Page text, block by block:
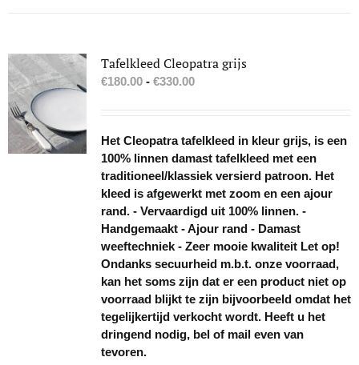
kan
de
productpagina
Tafelkleed Cleopatra grijs
€180.00 - €330.00Prijsklasse:
€330.00
Het Cleopatra tafelkleed in kleur grijs, is een
100% linnen damast tafelkleed met een
traditioneel/klassiek versierd patroon. Het
kleed is afgewerkt met zoom en een ajour
rand. - Vervaardigd uit 100% linnen. -
Handgemaakt - Ajour rand - Damast
weeftechniek - Zeer mooie kwaliteit Let op!
Ondanks secuurheid m.b.t. onze voorraad,
kan het soms zijn dat er een product niet op
voorraad blijkt te zijn bijvoorbeeld omdat het
tegelijkertijd verkocht wordt. Heeft u het
dringend nodig, bel of mail even van
tevoren.